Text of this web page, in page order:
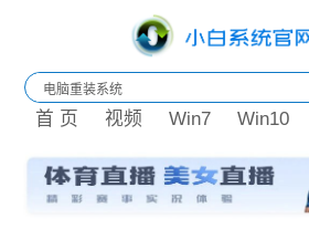
首 页 视频 Win7 Win10